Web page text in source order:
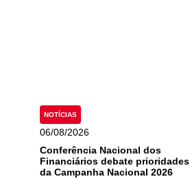
NOTÍCIAS
06/08/2026
Conferência Nacional dos
Financiários debate prioridades
da Campanha Nacional 2026